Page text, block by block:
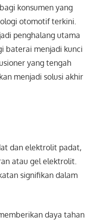
konsumen yang
otomotif terkini.
penghalang utama
baterai menjadi kunci
yang tengah
menjadi solusi akhir
dan elektrolit padat,
atau gel elektrolit.
signifikan dalam
daya tahan